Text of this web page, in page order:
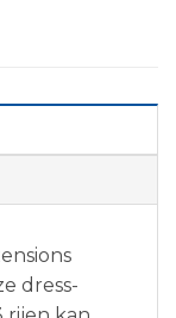
dress-